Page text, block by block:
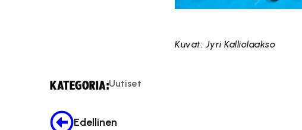
Kuvat: Jyri Kalliolaakso
KATEGORIA:Uutiset
Edellinen